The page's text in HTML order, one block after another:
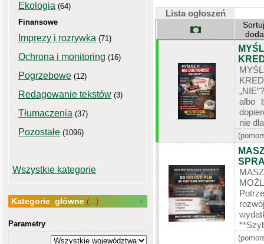
Ekologia (64)
Finansowe
Imprezy i rozrywka (71)
Ochrona i monitoring (16)
Pogrzebowe (12)
Redagowanie tekstów (3)
Tłumaczenia (37)
Pozostałe (1096)
Wszystkie kategorie
Kategorie_główne (...)
Parametry
Lista ogłoszeń
albo
nie